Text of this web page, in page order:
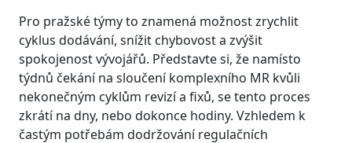
Pro pražské týmy to znamená možnost zrychlit
cyklus dodávání, snížit chybovost a zvýšit
spokojenost vývojářů. Představte si, že namísto
týdnů čekání na sloučení komplexního MR kvůli
nekonečným cyklům revizí a fixů, se tento proces
zkrátí na dny, nebo dokonce hodiny. Vzhledem k
častým potřebám dodržování regulačních